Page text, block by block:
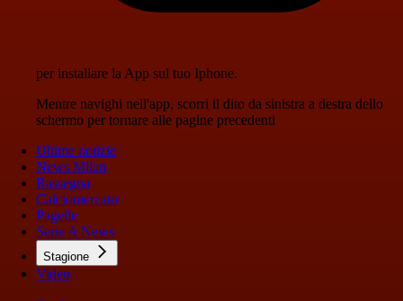
per installare la App sul tuo Iphone.
Mentre navighi nell'app, scorri il dito da sinistra a destra dello
schermo per tornare alle pagine precedenti
Ultime notizie
News Milan
Rassegna
Calciomercato
Pagelle
Serie A News
Stagione
Video